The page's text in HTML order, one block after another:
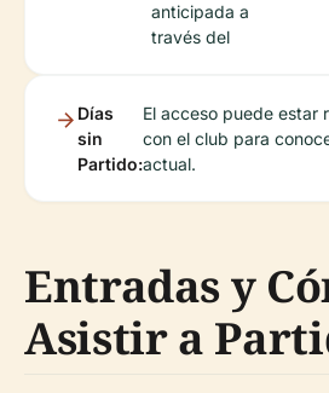
anticipada a
través del
Días
sin
Partido:
El acceso puede estar
con el club para
actual.
Entradas y
Asistir a